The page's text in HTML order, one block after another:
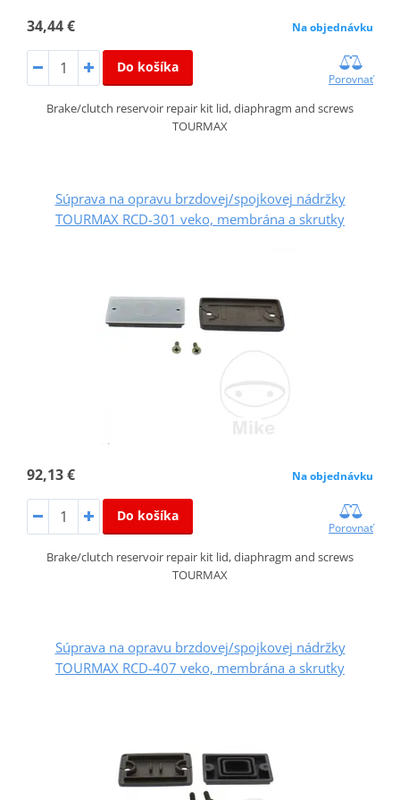
34,44 € Na objednávku
Do košíka
Porovnať
Brake/clutch reservoir repair kit lid, diaphragm and screws
TOURMAX
Súprava na opravu brzdovej/spojkovej nádržky
TOURMAX RCD-301 veko, membrána a skrutky
92,13 € Na objednávku
Do košíka
Porovnať
Brake/clutch reservoir repair kit lid, diaphragm and screws
TOURMAX
Súprava na opravu brzdovej/spojkovej nádržky
TOURMAX RCD-407 veko, membrána a skrutky